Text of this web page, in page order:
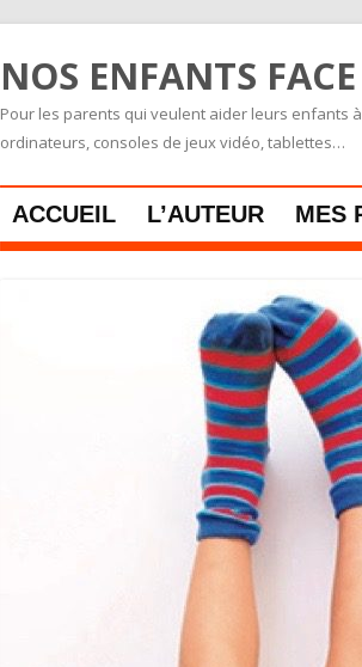
NOS ENFANTS
Pour les parents qui veulent aider leurs enfants
ordinateurs, consoles de jeux vidéo, tablettes…
ACCUEIL L’AUTEUR MES